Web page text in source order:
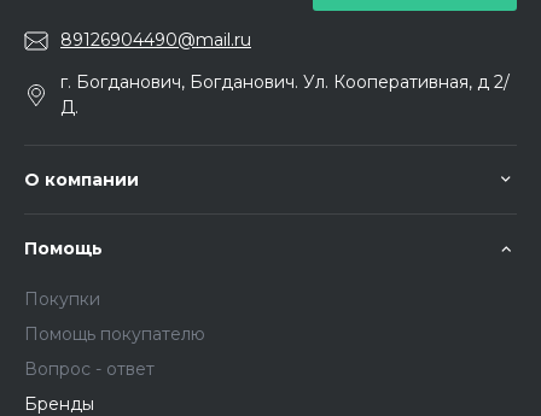
89126904490@mail.ru
г. Богданович, Богданович. Ул. Кооперативная, д 2/
Д.
О компании
Помощь
Покупки
Помощь покупателю
Вопрос - ответ
Бренды